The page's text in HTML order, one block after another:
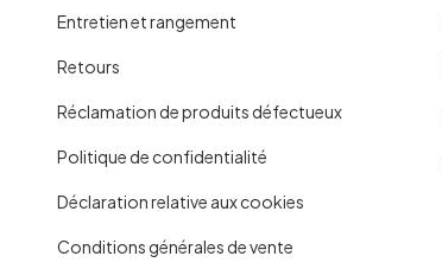
Entretien et rangement
Retours
Réclamation de produits défectueux
Politique de confidentialité
Déclaration relative aux cookies
Conditions générales de vente